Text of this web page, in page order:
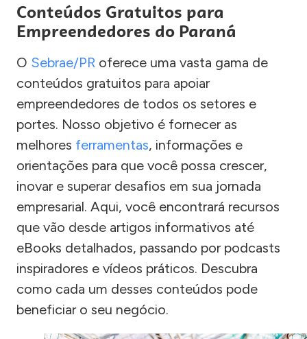
Conteúdos Gratuitos para
Empreendedores do Paraná
O Sebrae/PR oferece uma vasta gama de
conteúdos gratuitos para apoiar
empreendedores de todos os setores e
portes. Nosso objetivo é fornecer as
melhores ferramentas, informações e
orientações para que você possa crescer,
inovar e superar desafios em sua jornada
empresarial. Aqui, você encontrará recursos
que vão desde artigos informativos até
eBooks detalhados, passando por podcasts
inspiradores e vídeos práticos. Descubra
como cada um desses conteúdos pode
beneficiar o seu negócio.